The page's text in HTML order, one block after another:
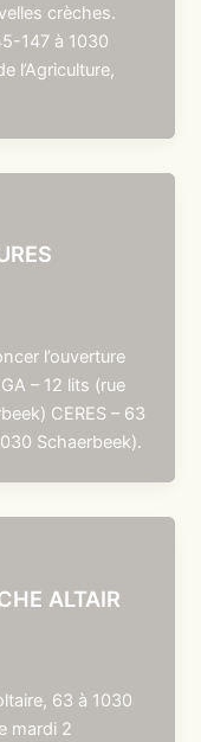
crèches.
147 à 1030
l’Agriculture,
l’ouverture
– 12 lits (rue
CERES – 63
Schaerbeek).
ALTAIR
63 à 1030
mardi 2